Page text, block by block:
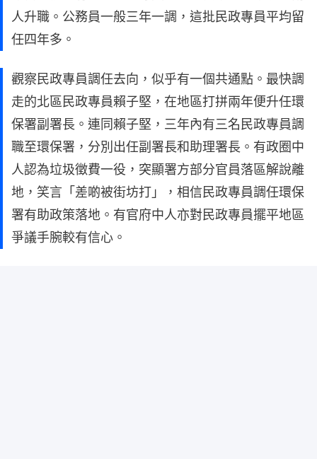
人升職。公務員一般三年一調，這批民政專員平均留
任四年多。
觀察民政專員調任去向，似乎有一個共通點。最快調
走的北區民政專員賴子堅，在地區打拼兩年便升任環
保署副署長。連同賴子堅，三年內有三名民政專員調
職至環保署，分別出任副署長和助理署長。有政圈中
人認為垃圾徵費一役，突顯署方部分官員落區解說離
地，笑言「差啲被街坊打」，相信民政專員調任環保
署有助政策落地。有官府中人亦對民政專員擺平地區
爭議手腕較有信心。